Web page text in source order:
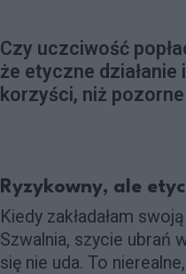
Czy uczciwość
że etyczne
korzyści, niż
Ryzykowny, ale
Kiedy zakładałam
Szwalnia, szycie ubrań
się nie uda. To